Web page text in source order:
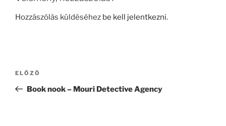
Hozzászólás küldéséhez be kell jelentkezni.
Bejegyzés
Korábbi
bejegyzés
ELŐZŐ
Book nook – Mouri Detective Agency